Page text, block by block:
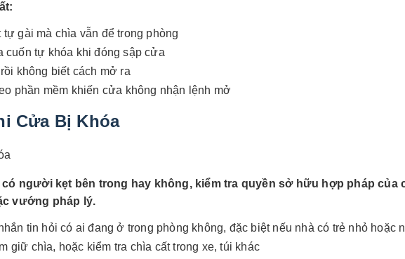
gài mà chìa vẫn để trong phòng
cuốn tự khóa khi đóng sập cửa
không biết cách mở ra
phần mềm khiến cửa không nhận lệnh mở
Cửa Bị Khóa
người kẹt bên trong hay không, kiểm tra quyền sở hữu hợp pháp
vướng pháp lý.
tin hỏi có ai đang ở trong phòng không, đặc biệt nếu nhà có trẻ nhỏ hoặc
giữ chìa, hoặc kiểm tra chìa cất trong xe, túi khác